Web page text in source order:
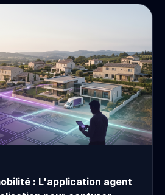
: L'application agent